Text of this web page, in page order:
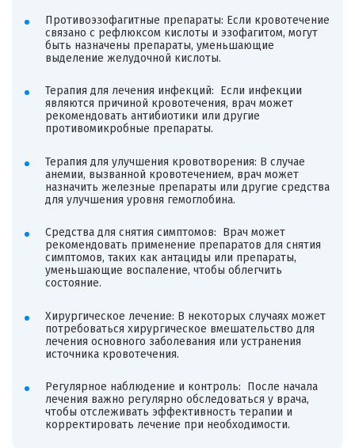
Противоэзофагитные препараты: Если кровотечение
связано с рефлюксом кислоты и эзофагитом, могут
быть назначены препараты, уменьшающие
выделение желудочной кислоты.
Терапия для лечения инфекций: Если инфекции
являются причиной кровотечения, врач может
рекомендовать антибиотики или другие
противомикробные препараты.
Терапия для улучшения кровотворения: В случае
анемии, вызванной кровотечением, врач может
назначить железные препараты или другие средства
для улучшения уровня гемоглобина.
Средства для снятия симптомов: Врач может
рекомендовать применение препаратов для снятия
симптомов, таких как антациды или препараты,
уменьшающие воспаление, чтобы облегчить
состояние.
Хирургическое лечение: В некоторых случаях может
потребоваться хирургическое вмешательство для
лечения основного заболевания или устранения
источника кровотечения.
Регулярное наблюдение и контроль: После начала
лечения важно регулярно обследоваться у врача,
чтобы отслеживать эффективность терапии и
корректировать лечение при необходимости.